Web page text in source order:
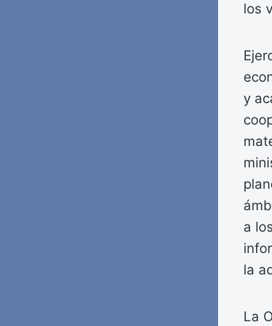
los
y
a
la
La